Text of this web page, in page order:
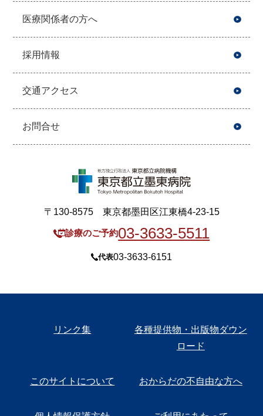
医療関係者の方へ
採用情報
交通アクセス
お問合せ
〒130-8575 東京都墨田区江東橋4-23-15
診療のご予約03-3633-5511
代表03-3633-6151
リンク集
各種提供物・出版物ダウン
ロード
このサイトについて おからだの不自由な方へ